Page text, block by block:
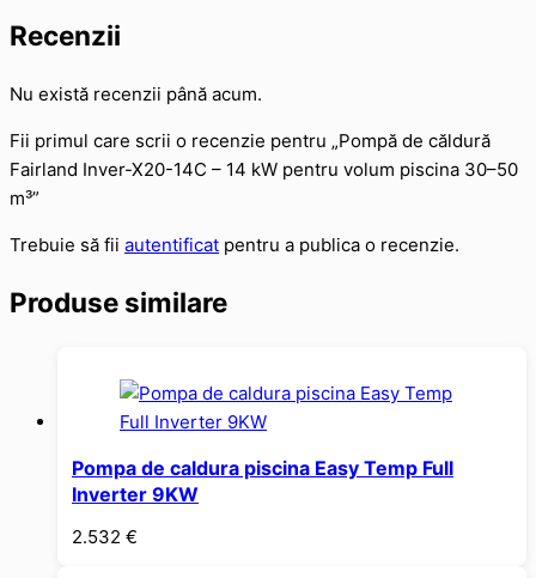
Recenzii
Nu există recenzii până acum.
Fii primul care scrii o recenzie pentru „Pompă de căldură
Fairland Inver-X20-14C – 14 kW pentru volum piscina 30–50
m³”
Trebuie să fii autentificat pentru a publica o recenzie.
Produse similare
Pompa de caldura piscina Easy Temp Full
Inverter 9KW
2.532 €